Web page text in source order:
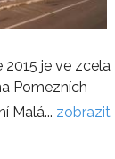
je ve zcela
Pomezních
Malá... zobrazit